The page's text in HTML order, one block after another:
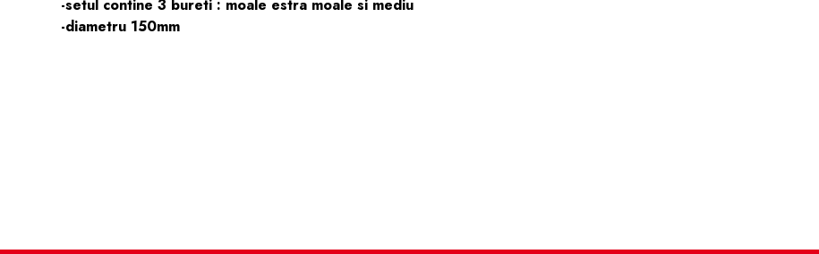
-setul contine 3 bureti : moale estra moale si mediu
-diametru 150mm